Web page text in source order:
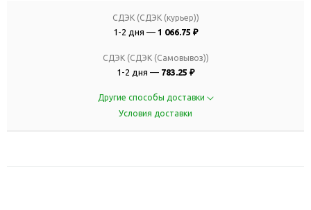
СДЭК (СДЭК (курьер))
1-2 дня — 1 066.75 ₽
СДЭК (СДЭК (Самовывоз))
1-2 дня — 783.25 ₽
Другие способы доставки
Условия доставки